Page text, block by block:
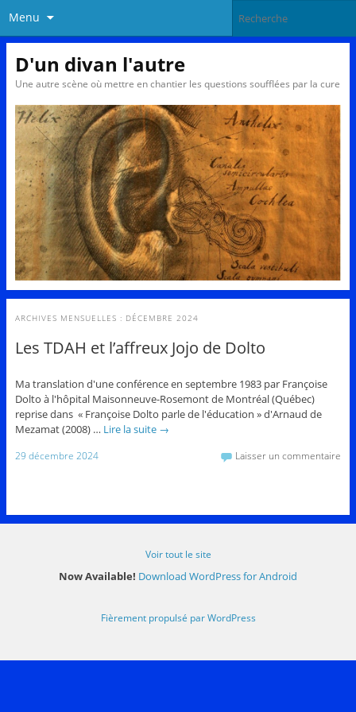
Menu
D'un divan l'autre
Une autre scène où mettre en chantier les questions soufflées par la cure
ARCHIVES MENSUELLES : DÉCEMBRE 2024
Les TDAH et l’affreux Jojo de Dolto
Ma translation d'une conférence en septembre 1983 par Françoise
Dolto à l'hôpital Maisonneuve-Rosemont de Montréal (Québec)
reprise dans « Françoise Dolto parle de l'éducation » d'Arnaud de
Mezamat (2008) … Lire la suite →
29 décembre 2024 Laisser un commentaire
Voir tout le site
Now Available! Download WordPress for Android
Fièrement propulsé par WordPress